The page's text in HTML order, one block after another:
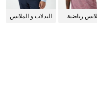
رياضية
البدلات و الملابس